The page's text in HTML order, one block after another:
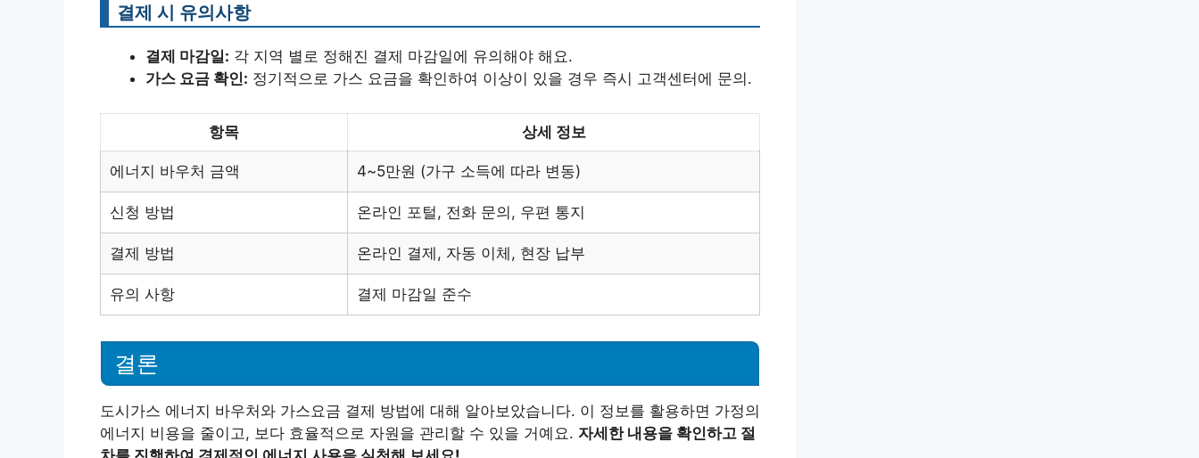
결제 시 유의사항
결제 마감일: 각 지역 별로 정해진 결제 마감일에 유의해야 해요.
가스 요금 확인: 정기적으로 가스 요금을 확인하여 이상이 있을 경우 즉시 고객센터에 문의.
항목 상세 정보
에너지 바우처 금액 4~5만원 (가구 소득에 따라 변동)
신청 방법 온라인 포털, 전화 문의, 우편 통지
결제 방법 온라인 결제, 자동 이체, 현장 납부
유의 사항 결제 마감일 준수
결론
도시가스 에너지 바우처와 가스요금 결제 방법에 대해 알아보았습니다. 이 정보를 활용하면 가정의
에너지 비용을 줄이고, 보다 효율적으로 자원을 관리할 수 있을 거예요. 자세한 내용을 확인하고 절